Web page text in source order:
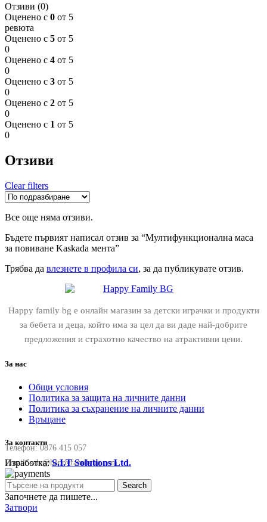
Отзиви (0)
Оценено с 0 от 5
ревюта
Оценено с 5 от 5
0
Оценено с 4 от 5
0
Оценено с 3 от 5
0
Оценено с 2 от 5
0
Оценено с 1 от 5
0
Отзиви
Clear filters
Все още няма отзиви.
Бъдете първият написал отзив за “Мултифункционална маса
за повиване Kaskada мента”
Трябва да влезнете в профила си, за да публикувате отзив.
Happy family bg е онлайн магазин за детски играчки и продукти
за бебета и деца, който има за цел да ви даде най-добрите
предложения и страхотно качество на атрактивни цени.
За нас
Общи условия
Политика за защита на личните данни
Политика за съхранение на личните данни
Връщане
За контакти
Телефон:0876 415 057
Email:sale@happyfamilybg.com
Изработка:S.I.T Solutions Ltd.
Search
Започнете да пишете...
Затвори